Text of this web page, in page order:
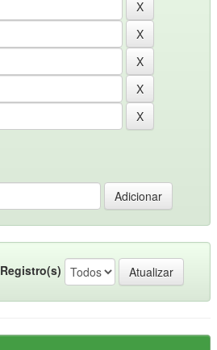
Registro(s)